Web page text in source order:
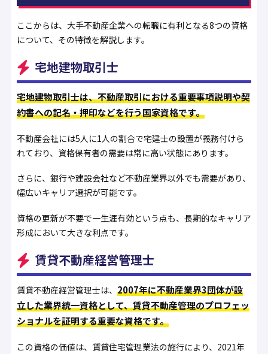
ここからは、大手不動産企業への転職に有利となる8つの資格
について、その特徴を解説します。
宅地建物取引士
宅地建物取引士は、不動産取引における重要事項説明や契
約書への記名・押印などを行う国家資格です。
不動産会社には5人に1人の割合で宅建士の設置が義務付けら
れており、資格保有者の需要は常に高い状態にあります。
さらに、銀行や建設会社など不動産業界以外でも需要があり、
幅広いキャリア選択が可能です。
資格の更新が不要で一生涯有効という点も、長期的なキャリア
形成において大きな利点です。
賃貸不動産経営管理士
賃貸不動産経営管理士は、 2007年に不動産業界3団体が設
立した業界統一資格として、賃貸不動産管理のプロフェッ
ショナルを証明する重要な資格です。
この資格の価値は、賃貸住宅管理業法の施行により、2021年